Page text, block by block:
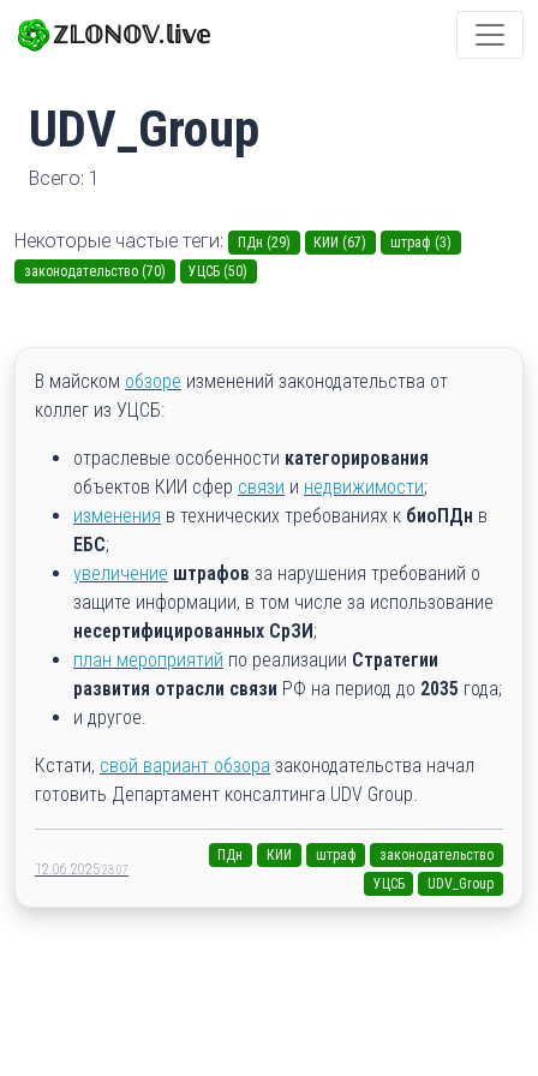
ℤ𝕃𝕆ℕ𝕆𝕍.𝕝𝕚𝕧𝕖
UDV_Group
Всего: 1
Некоторые частые теги: ПДн (29) КИИ (67)
штраф (3)
законодательство (70)
УЦСБ (50)
В майском обзоре изменений законодательства от
коллег из УЦСБ:
отраслевые особенности категорирования
объектов КИИ сфер связи и недвижимости;
изменения в технических требованиях к биоПДн в
ЕБС;
увеличение штрафов за нарушения требований о
защите информации, в том числе за использование
несертифицированных СрЗИ;
план мероприятий по реализации Стратегии
развития отрасли связи РФ на период до 2035 года;
и другое.
Кстати, свой вариант обзора законодательства начал
готовить Департамент консалтинга UDV Group.
12.06.202523:07
ПДн КИИ штраф
законодательство
УЦСБ
UDV_Group